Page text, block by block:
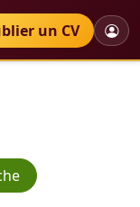
un CV